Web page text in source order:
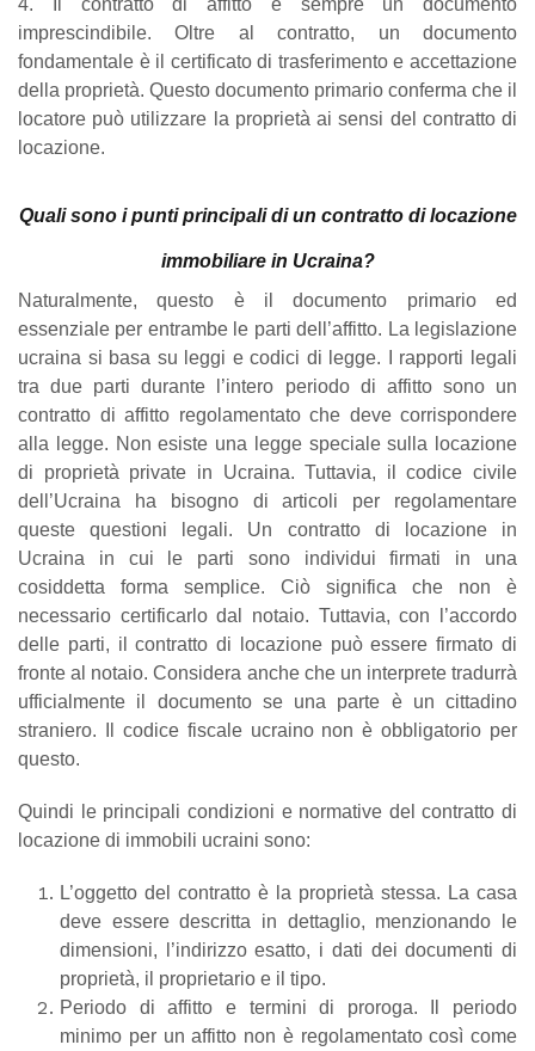
4. Il contratto di affitto è sempre un documento
imprescindibile. Oltre al contratto, un documento
fondamentale è il certificato di trasferimento e accettazione
della proprietà. Questo documento primario conferma che il
locatore può utilizzare la proprietà ai sensi del contratto di
locazione.
Quali sono i punti principali di un contratto di locazione
immobiliare in Ucraina?
Naturalmente, questo è il documento primario ed
essenziale per entrambe le parti dell’affitto. La legislazione
ucraina si basa su leggi e codici di legge. I rapporti legali
tra due parti durante l’intero periodo di affitto sono un
contratto di affitto regolamentato che deve corrispondere
alla legge. Non esiste una legge speciale sulla locazione
di proprietà private in Ucraina. Tuttavia, il codice civile
dell’Ucraina ha bisogno di articoli per regolamentare
queste questioni legali. Un contratto di locazione in
Ucraina in cui le parti sono individui firmati in una
cosiddetta forma semplice. Ciò significa che non è
necessario certificarlo dal notaio. Tuttavia, con l’accordo
delle parti, il contratto di locazione può essere firmato di
fronte al notaio. Considera anche che un interprete tradurrà
ufficialmente il documento se una parte è un cittadino
straniero. Il codice fiscale ucraino non è obbligatorio per
questo.
Quindi le principali condizioni e normative del contratto di
locazione di immobili ucraini sono:
L’oggetto del contratto è la proprietà stessa. La casa
deve essere descritta in dettaglio, menzionando le
dimensioni, l’indirizzo esatto, i dati dei documenti di
proprietà, il proprietario e il tipo.
Periodo di affitto e termini di proroga. Il periodo
minimo per un affitto non è regolamentato così come